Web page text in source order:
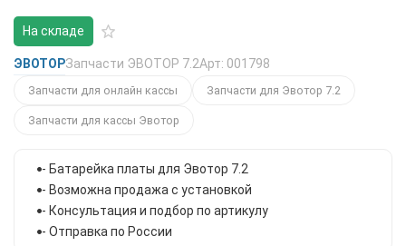
На складе
ЭВОТОРЗапчасти ЭВОТОР 7.2Арт: 001798
Запчасти для онлайн кассы Запчасти для Эвотор 7.2
Запчасти для кассы Эвотор
- Батарейка платы для Эвотор 7.2
- Возможна продажа с установкой
- Консультация и подбор по артикулу
- Отправка по России